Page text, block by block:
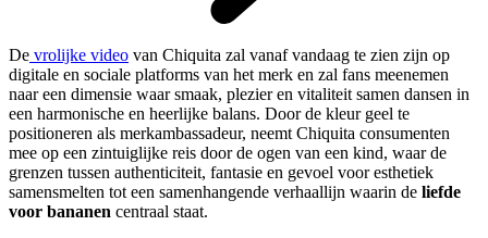
De vrolijke video van Chiquita zal vanaf vandaag te zien zijn op
digitale en sociale platforms van het merk en zal fans meenemen
naar een dimensie waar smaak, plezier en vitaliteit samen dansen in
een harmonische en heerlijke balans. Door de kleur geel te
positioneren als merkambassadeur, neemt Chiquita consumenten
mee op een zintuiglijke reis door de ogen van een kind, waar de
grenzen tussen authenticiteit, fantasie en gevoel voor esthetiek
samensmelten tot een samenhangende verhaallijn waarin de liefde
voor bananen centraal staat.